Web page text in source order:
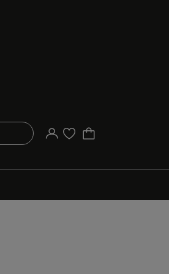
Votre compte
Liste d'achat